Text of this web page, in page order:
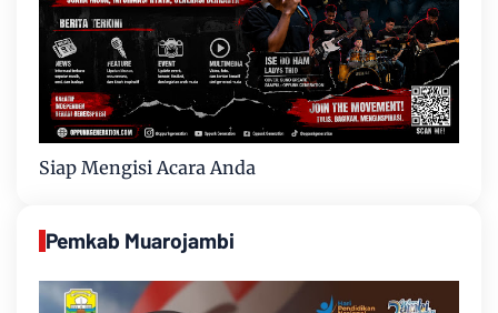
Siap Mengisi Acara Anda
Pemkab Muarojambi